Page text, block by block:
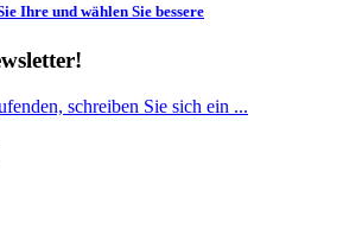
Ihre und wählen Sie bessere
schreiben Sie sich ein ...